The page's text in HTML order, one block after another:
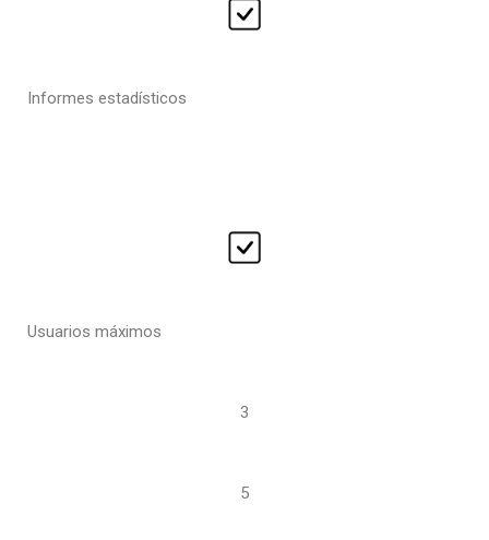
Informes estadísticos
Usuarios máximos
3
5